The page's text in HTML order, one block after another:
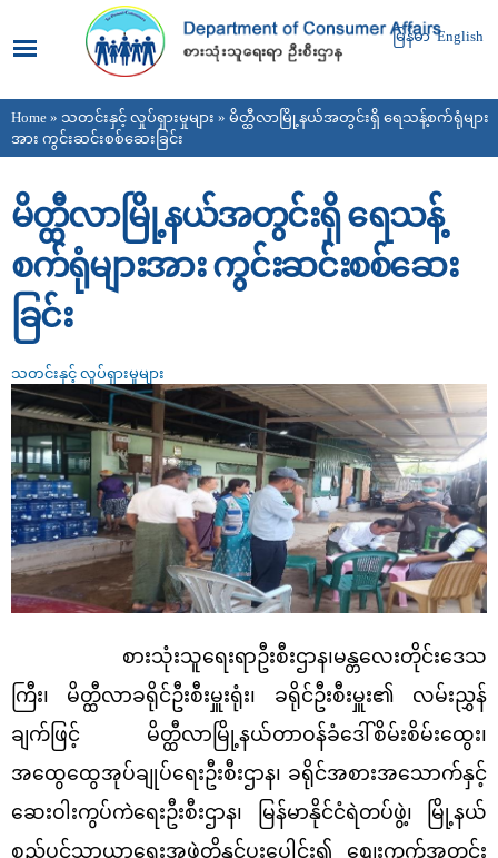
main
content
မြန်မာ English
You are here
Home » သတင်းနှင့် လှုပ်ရှားမှုများ » မိတ္ထီလာမြို့နယ်အတွင်းရှိ ရေသန့်စက်ရုံများ
အား ကွင်းဆင်းစစ်ဆေးခြင်း
မိတ္ထီလာမြို့နယ်အတွင်းရှိ ရေသန့်
စက်ရုံများအား ကွင်းဆင်းစစ်ဆေး
ခြင်း
သတင်းနှင့် လှုပ်ရှားမှုများ
စားသုံးသူရေးရာဦးစီးဌာန၊မန္တလေးတိုင်းဒေသ
ကြီး၊ မိတ္ထီလာခရိုင်ဦးစီးမှူးရုံး၊ ခရိုင်ဦးစီးမှူး၏ လမ်းညွှန်
ချက်ဖြင့် မိတ္ထီလာမြို့နယ်တာဝန်ခံဒေါ်စိမ်းစိမ်းထွေး၊
အထွေထွေအုပ်ချုပ်ရေးဦးစီးဌာန၊ ခရိုင်အစားအသောက်နှင့်
ဆေးဝါးကွပ်ကဲရေးဦးစီးဌာန၊ မြန်မာနိုင်ငံရဲတပ်ဖွဲ့၊ မြို့နယ်
စည်ပင်သာယာရေးအဖွဲ့တို့နှင့်ပူးပေါင်း၍ စျေးကွက်အတွင်း